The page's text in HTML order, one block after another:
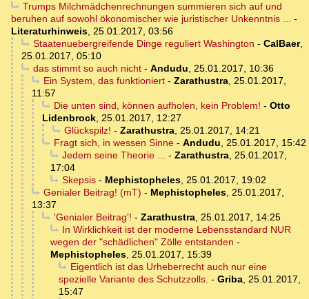
Trumps Milchmädchenrechnungen summieren sich auf und
beruhen auf sowohl ökonomischer wie juristischer Unkenntnis ... -
Literaturhinweis, 25.01.2017, 03:56
Staatenuebergreifende Dinge reguliert Washington - CalBaer,
25.01.2017, 05:10
das stimmt so auch nicht- Andudu, 25.01.2017, 10:36
Ein System, das funktioniert- Zarathustra, 25.01.2017,
11:57
Die unten sind, können aufholen, kein Problem! - Otto
Lidenbrock, 25.01.2017, 12:27
Glückspilz! - Zarathustra, 25.01.2017, 14:21
Fragt sich, in wessen Sinne- Andudu, 25.01.2017, 15:42
Jedem seine Theorie ... - Zarathustra, 25.01.2017,
17:04
Skepsis- Mephistopheles, 25.01.2017, 19:02
Genialer Beitrag! (mT) - Mephistopheles, 25.01.2017,
13:37
'Genialer Beitrag'! - Zarathustra, 25.01.2017, 14:25
In Wirklichkeit ist der moderne Lebensstandard NUR
wegen der "schädlichen" Zölle entstanden -
Mephistopheles, 25.01.2017, 15:39
Eigentlich ist das Urheberrecht auch nur eine
spezielle Variante des Schutzzolls. - Griba, 25.01.2017,
15:47